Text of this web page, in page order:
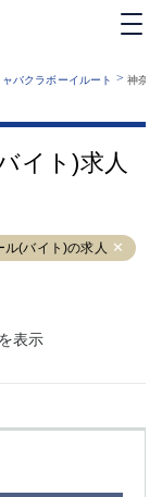
バクラボーイルート > 神奈
イト)求人
ル(バイト)の求人
表示